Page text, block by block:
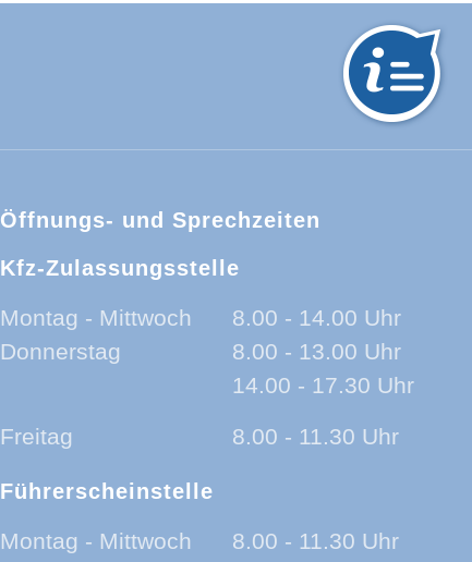
Öffnungs- und Sprechzeiten
Kfz-Zulassungsstelle
Montag - Mittwoch
8.00 - 14.00 Uhr
Donnerstag
8.00 - 13.00 Uhr
14.00 - 17.30 Uhr
Freitag 8.00 - 11.30 Uhr
Führerscheinstelle
Montag - Mittwoch
8.00 - 11.30 Uhr